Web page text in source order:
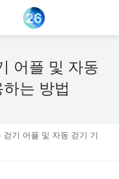
어플 및 자동
는 방법
기 어플 및 자동 걷기 기